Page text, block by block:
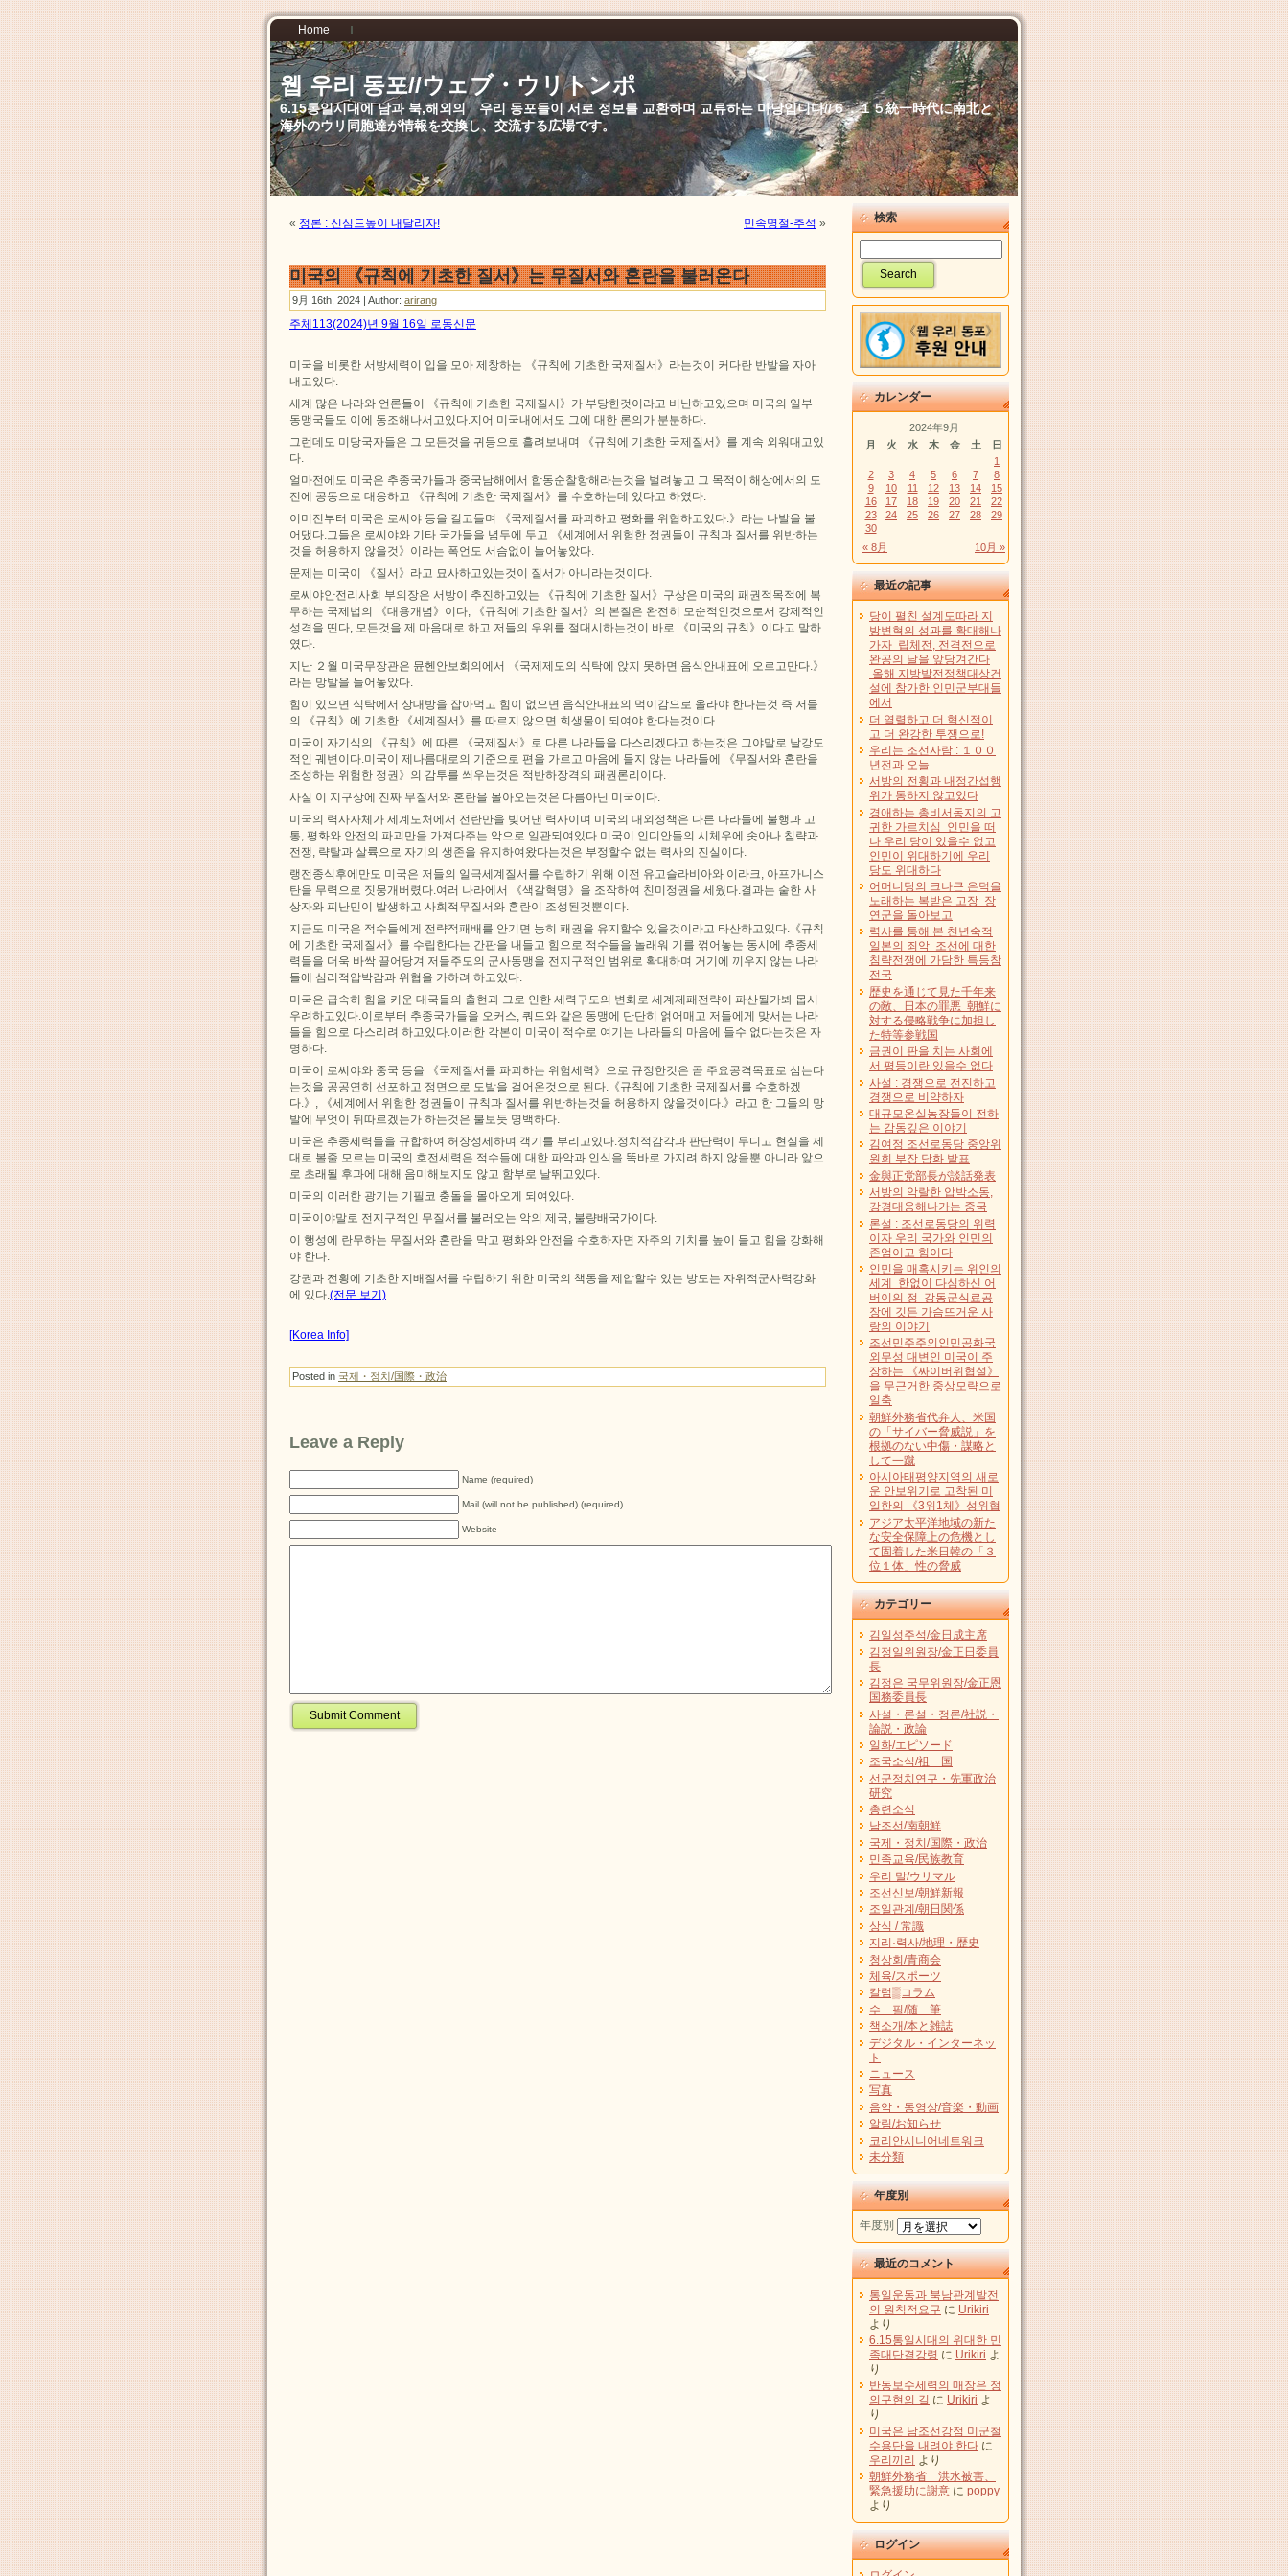
Home
웹 우리 동포//ウェブ・ウリトンポ
6.15통일시대에 남과 북,해외의 우리 동포들이 서로 정보를 교환하며 교류하는 마당입니다//６．１５統一時代に南北と
海外のウリ同胞達が情報を交換し、交流する広場です。
« 정론 : 신심드높이 내달리자! 민속명절-추석 »
미국의 《규칙에 기초한 질서》는 무질서와 혼란을 불러온다
9月 16th, 2024 | Author: arirang
주체113(2024)년 9월 16일 로동신문
미국을 비롯한 서방세력이 입을 모아 제창하는 《규칙에 기초한 국제질서》라는것이 커다란 반발을 자아
내고있다.
세계 많은 나라와 언론들이 《규칙에 기초한 국제질서》가 부당한것이라고 비난하고있으며 미국의 일부
동맹국들도 이에 동조해나서고있다.지어 미국내에서도 그에 대한 론의가 분분하다.
그런데도 미당국자들은 그 모든것을 귀등으로 흘려보내며 《규칙에 기초한 국제질서》를 계속 외워대고있
다.
얼마전에도 미국은 추종국가들과 중국남해에서 합동순찰항해라는것을 벌려놓고 그 목적이 해상에서의 도
전에 공동으로 대응하고 《규칙에 기초한 국제질서》를 수호하는데 있다고 하였다.
이미전부터 미국은 로씨야 등을 걸고들며 《국제질서를 파괴하고 평화를 위협하고있다.》라는 나발을 불
어댔다.그들은 로씨야와 기타 국가들을 념두에 두고 《세계에서 위험한 정권들이 규칙과 질서를 위반하는
것을 허용하지 않을것》이라는 폭언도 서슴없이 늘어놓았다.
문제는 미국이 《질서》라고 묘사하고있는것이 질서가 아니라는것이다.
로씨야안전리사회 부의장은 서방이 추진하고있는 《규칙에 기초한 질서》구상은 미국의 패권적목적에 복
무하는 국제법의 《대용개념》이다, 《규칙에 기초한 질서》의 본질은 완전히 모순적인것으로서 강제적인
성격을 띤다, 모든것을 제 마음대로 하고 저들의 우위를 절대시하는것이 바로 《미국의 규칙》이다고 말하
였다.
지난 ２월 미국무장관은 뮨헨안보회의에서 《국제제도의 식탁에 앉지 못하면 음식안내표에 오르고만다.》
라는 망발을 늘어놓았다.
힘이 있으면 식탁에서 상대방을 잡아먹고 힘이 없으면 음식안내표의 먹이감으로 올라야 한다는것 즉 저들
의 《규칙》에 기초한 《세계질서》를 따르지 않으면 희생물이 되여야 한다는것이다.
미국이 자기식의 《규칙》에 따른 《국제질서》로 다른 나라들을 다스리겠다고 하는것은 그야말로 날강도
적인 궤변이다.미국이 제나름대로의 기준으로 편을 가르고 마음에 들지 않는 나라들에 《무질서와 혼란을
조성하는 위험한 정권》의 감투를 씌우는것은 적반하장격의 패권론리이다.
사실 이 지구상에 진짜 무질서와 혼란을 몰아오는것은 다름아닌 미국이다.
미국의 력사자체가 세계도처에서 전란만을 빚어낸 력사이며 미국의 대외정책은 다른 나라들에 불행과 고
통, 평화와 안전의 파괴만을 가져다주는 악으로 일관되여있다.미국이 인디안들의 시체우에 솟아나 침략과
전쟁, 략탈과 살륙으로 자기의 생존을 유지하여왔다는것은 부정할수 없는 력사의 진실이다.
랭전종식후에만도 미국은 저들의 일극세계질서를 수립하기 위해 이전 유고슬라비아와 이라크, 아프가니스
탄을 무력으로 짓뭉개버렸다.여러 나라에서 《색갈혁명》을 조작하여 친미정권을 세웠다.결과는 숱한 사
상자와 피난민이 발생하고 사회적무질서와 혼란이 조성된것뿐이다.
지금도 미국은 적수들에게 전략적패배를 안기면 능히 패권을 유지할수 있을것이라고 타산하고있다.《규칙
에 기초한 국제질서》를 수립한다는 간판을 내들고 힘으로 적수들을 놀래워 기를 꺾어놓는 동시에 추종세
력들을 더욱 바싹 끌어당겨 저들주도의 군사동맹을 전지구적인 범위로 확대하며 거기에 끼우지 않는 나라
들에 심리적압박감과 위협을 가하려 하고있다.
미국은 급속히 힘을 키운 대국들의 출현과 그로 인한 세력구도의 변화로 세계제패전략이 파산될가봐 몹시
우려하고있다.이로부터 추종국가들을 오커스, 쿼드와 같은 동맹에 단단히 얽어매고 저들에게 맞서는 나라
들을 힘으로 다스리려 하고있다.이러한 각본이 미국이 적수로 여기는 나라들의 마음에 들수 없다는것은 자
명하다.
미국이 로씨야와 중국 등을 《국제질서를 파괴하는 위험세력》으로 규정한것은 곧 주요공격목표로 삼는다
는것을 공공연히 선포하고 정면으로 도발을 걸어온것으로 된다.《규칙에 기초한 국제질서를 수호하겠
다.》, 《세계에서 위험한 정권들이 규칙과 질서를 위반하는것을 허용하지 않을것이다.》라고 한 그들의 망
발에 무엇이 뒤따르겠는가 하는것은 불보듯 명백하다.
미국은 추종세력들을 규합하여 허장성세하며 객기를 부리고있다.정치적감각과 판단력이 무디고 현실을 제
대로 볼줄 모르는 미국의 호전세력은 적수들에 대한 파악과 인식을 똑바로 가지려 하지 않을뿐 아니라 앞으
로 초래될 후과에 대해 음미해보지도 않고 함부로 날뛰고있다.
미국의 이러한 광기는 기필코 충돌을 몰아오게 되여있다.
미국이야말로 전지구적인 무질서를 불러오는 악의 제국, 불량배국가이다.
이 행성에 란무하는 무질서와 혼란을 막고 평화와 안전을 수호하자면 자주의 기치를 높이 들고 힘을 강화해
야 한다.
강권과 전횡에 기초한 지배질서를 수립하기 위한 미국의 책동을 제압할수 있는 방도는 자위적군사력강화
에 있다.(전문 보기)
[Korea Info]
Posted in 국제・정치/国際・政治
Leave a Reply
Name (required)
Mail (will not be published) (required)
Website
検索
カレンダー
2024年9月
月
火 水 木 金 土 日
« 8月 10月 »
1
2
3 4 5 6 7
8
9
10 11 12 13 14
15
16
17 18 19 20 21
22
23
24 25 26 27 28
29
30
最近の記事
당이 펼친 설계도따라 지
방변혁의 성과를 확대해나
가자 립체전, 전격전으로
완공의 날을 앞당겨간다
올해 지방발전정책대상건
설에 참가한 인민군부대들
에서
더 열렬하고 더 혁신적이
고 더 완강한 투쟁으로!
우리는 조선사람 : １００
년전과 오늘
서방의 전횡과 내정간섭행
위가 통하지 않고있다
경애하는 총비서동지의 고
귀한 가르치심 인민을 떠
나 우리 당이 있을수 없고
인민이 위대하기에 우리
당도 위대하다
어머니당의 크나큰 은덕을
노래하는 복받은 고장 장
연군을 돌아보고
력사를 통해 본 천년숙적
일본의 죄악 조선에 대한
침략전쟁에 가담한 특등참
전국
歴史を通じて見た千年来
の敵、日本の罪悪 朝鮮に
対する侵略戦争に加担し
た特等参戦国
금권이 판을 치는 사회에
서 평등이란 있을수 없다
사설 : 경쟁으로 전진하고
경쟁으로 비약하자
대규모온실농장들이 전하
는 감동깊은 이야기
김여정 조선로동당 중앙위
원회 부장 담화 발표
金與正党部長が談話発表
서방의 악랄한 압박소동,
강경대응해나가는 중국
론설 : 조선로동당의 위력
이자 우리 국가와 인민의
존엄이고 힘이다
인민을 매혹시키는 위인의
세계 한없이 다심하신 어
버이의 정 강동군식료공
장에 깃든 가슴뜨거운 사
랑의 이야기
조선민주주의인민공화국
외무성 대변인 미국이 주
장하는 《싸이버위협설》
을 무근거한 중상모략으로
일축
朝鮮外務省代弁人、米国
の「サイバー脅威説」を
根拠のない中傷・謀略と
して一蹴
아시아태평양지역의 새로
운 안보위기로 고착된 미
일한의 《3위1체》성위협
アジア太平洋地域の新た
な安全保障上の危機とし
て固着した米日韓の「３
位１体」性の脅威
カテゴリー
김일성주석/金日成主席
김정일위원장/金正日委員
長
김정은 국무위원장/金正恩
国務委員長
사설・론설・정론/社説・
論説・政論
일화/エピソード
조국소식/祖 国
선군정치연구・先軍政治
研究
총련소식
남조선/南朝鮮
국제・정치/国際・政治
민족교육/民族教育
우리 말/ウリマル
조선신보/朝鮮新報
조일관계/朝日関係
상식 / 常識
지리·력사/地理・歴史
청상회/青商会
체육/スポーツ
칼럼▒コラム
수 필/随 筆
책소개/本と雑誌
デジタル・インターネッ
ト
ニュース
写真
음악・동영상/音楽・動画
알림/お知らせ
코리안시니어네트워크
未分類
年度別
年度別
最近のコメント
통일운동과 북남관계발전
의 원칙적요구 に Urikiri
より
6.15통일시대의 위대한 민
족대단결강령 に Urikiri よ
り
반동보수세력의 매장은 정
의구현의 길 に Urikiri よ
り
미국은 남조선강점 미군철
수용단을 내려야 한다 に
우리끼리 より
朝鮮外務省 洪水被害、
緊急援助に謝意 に poppy
より
ログイン